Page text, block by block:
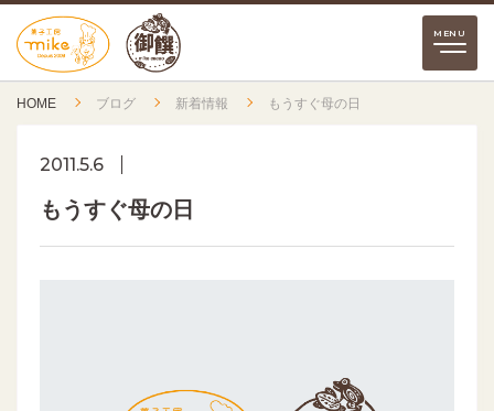
HOME ブログ 新着情報 もうすぐ母の日
2011.5.6
もうすぐ母の日